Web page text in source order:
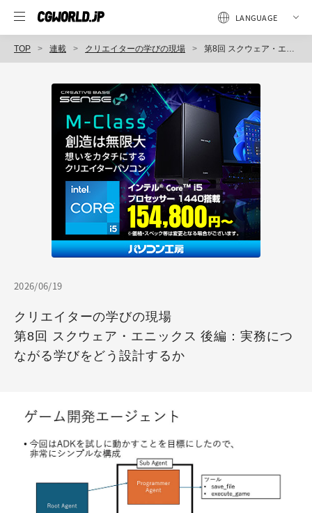
TOP 連載 クリエイターの学びの現場 第8回 スクウェア・エニックス 後編：実務につながる学びをどう設計するか
2026/06/19
クリエイターの学びの現場
第8回 スクウェア・エニックス 後編：実務につ
ながる学びをどう設計するか